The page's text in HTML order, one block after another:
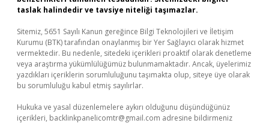
taslak halindedir ve tavsiye niteliği taşımazlar.
Sitemiz, 5651 Sayılı Kanun gereğince Bilgi Teknolojileri ve İletişim
Kurumu (BTK) tarafından onaylanmış bir Yer Sağlayıcı olarak hizmet
vermektedir. Bu nedenle, sitedeki içerikleri proaktif olarak denetleme
veya araştırma yükümlülüğümüz bulunmamaktadır. Ancak, üyelerimiz
yazdıkları içeriklerin sorumluluğunu taşımakta olup, siteye üye olarak
bu sorumluluğu kabul etmiş sayılırlar.
Hukuka ve yasal düzenlemelere aykırı olduğunu düşündüğünüz
içerikleri, backlinkpanelicomtr@gmail.com adresine bildirmeniz